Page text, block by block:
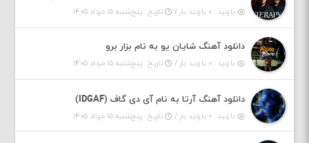
بازدید : ۰ بازدید بار / تاریخ : پنج‌شنبه ۱۵ مرداد ۱۴۰۵
دانلود آهنگ شایان یو به نام بزار برو
بازدید : ۰ بازدید بار / تاریخ : پنج‌شنبه ۱۵ مرداد ۱۴۰۵
دانلود آهنگ آرتا به نام آی دی گاف (IDGAF)
بازدید : ۰ بازدید بار / تاریخ : پنج‌شنبه ۱۵ مرداد ۱۴۰۵